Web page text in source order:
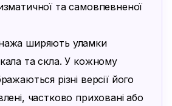
та самовпевненої
ширяють уламки
та скла. У кожному
різні версії його
частково приховані або